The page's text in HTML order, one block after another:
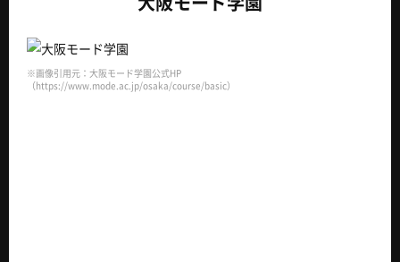
※画像引用元：大阪モード学園公式HP
（https://www.mode.ac.jp/osaka/course/basic）